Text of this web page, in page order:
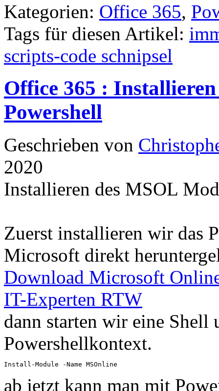
Kategorien: Office 365,
Tags für diesen Artikel:
scripts-code schnipsel
Office 365 :
Powershell
Geschrieben von
2020
Installieren des MSOL
Zuerst installieren wir das
Microsoft direkt
Download Microsoft
IT-Experten RTW
dann starten wir eine
Powershellkontext.
Install-Module -Name MSOnline
ab jetzt kann man mit